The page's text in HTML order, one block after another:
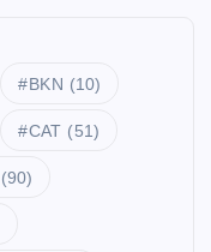
BKN (10)
CAT (51)
(90)